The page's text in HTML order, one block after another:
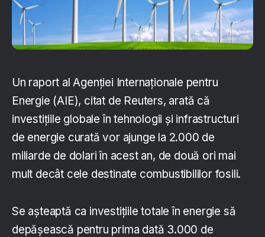
Un raport al Agenției Internaționale pentru
Energie (AIE), citat de Reuters, arată că
investițiile globale în tehnologii și infrastructuri
de energie curată vor ajunge la 2.000 de
miliarde de dolari în acest an, de două ori mai
mult decât cele destinate combustibililor fosili.
Se așteaptă ca investițiile totale în energie să
depășească pentru prima dată 3.000 de